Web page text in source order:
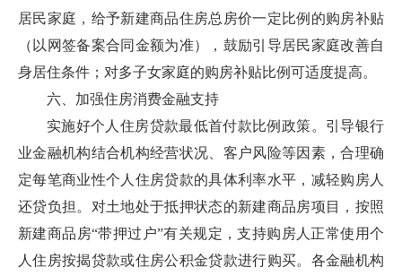
居民家庭，给予新建商品住房总房价一定比例的购房补贴
（以网签备案合同金额为准），鼓励引导居民家庭改善自
身居住条件；对多子女家庭的购房补贴比例可适度提高。
六、加强住房消费金融支持
实施好个人住房贷款最低首付款比例政策。引导银行
业金融机构结合机构经营状况、客户风险等因素，合理确
定每笔商业性个人住房贷款的具体利率水平，减轻购房人
还贷负担。对土地处于抵押状态的新建商品房项目，按照
新建商品房“带押过户”有关规定，支持购房人正常使用个
人住房按揭贷款或住房公积金贷款进行购买。各金融机构